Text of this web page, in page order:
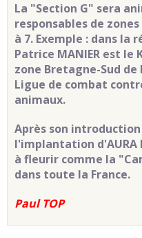
La "Section G" sera
responsables de
à 7. Exemple : dans la
Patrice MANIER est le
zone Bretagne-Sud
Ligue de combat
animaux.
Après son
l'implantation d'AURA
à fleurir comme la
dans toute la France.
Paul TOP